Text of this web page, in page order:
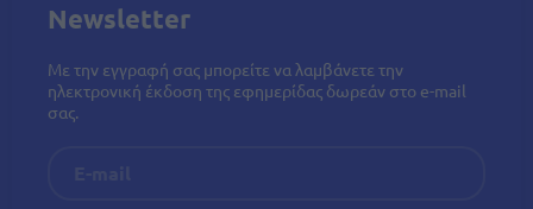
Newsletter
Με την εγγραφή σας μπορείτε να λαμβάνετε την
ηλεκτρονική έκδοση της εφημερίδας δωρεάν στο e-mail
σας.